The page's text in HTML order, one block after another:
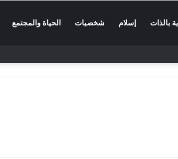
بالذات إسلام شخصيات الحياة والمجتمع